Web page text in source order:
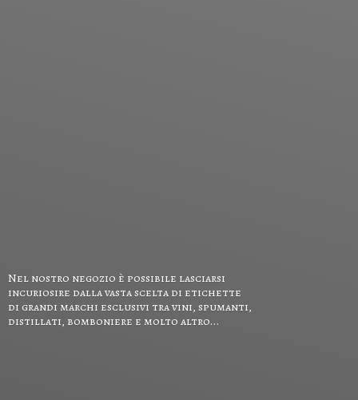
Nel nostro negozio è possibile lasciarsi
incuriosire dalla vasta scelta di etichette
di grandi marchi esclusivi tra vini, spumanti,
distillati, bomboniere e molto altro...